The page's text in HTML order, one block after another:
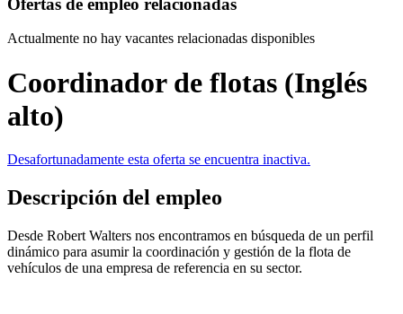
Actualmente no hay vacantes relacionadas disponibles
Coordinador de flotas (Inglés
alto)
Desafortunadamente esta oferta se encuentra inactiva.
Descripción del empleo
Desde Robert Walters nos encontramos en búsqueda de un perfil
dinámico para asumir la coordinación y gestión de la flota de
vehículos de una empresa de referencia en su sector.